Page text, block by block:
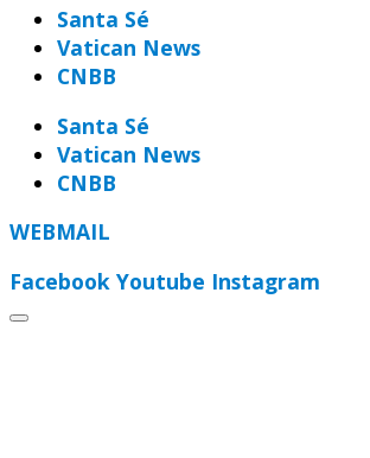
Santa Sé
Vatican News
CNBB
Santa Sé
Vatican News
CNBB
WEBMAIL
Facebook Youtube Instagram